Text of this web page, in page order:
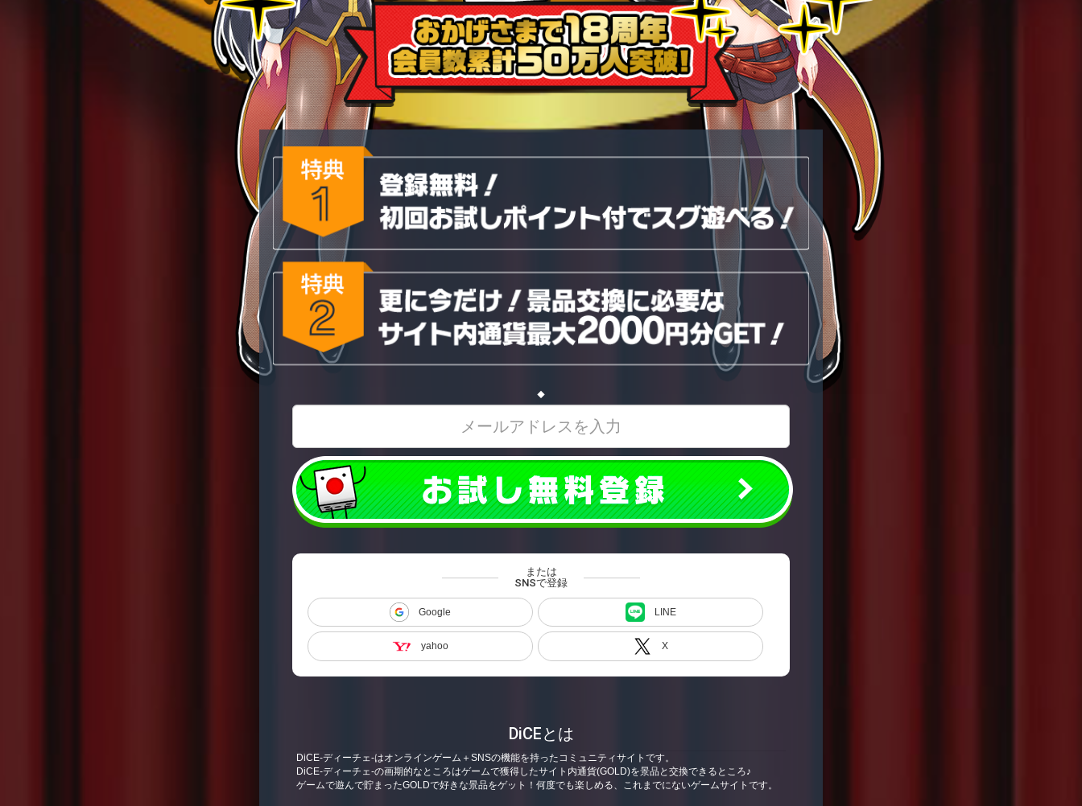
◆
または
SNSで登録
Google LINE
yahoo X
DiCEとは
DiCE-ディーチェ-はオンラインゲーム＋SNSの機能を持ったコミュニティサイトです。
DiCE-ディーチェ-の画期的なところはゲームで獲得したサイト内通貨(GOLD)を景品と交換できるところ♪
ゲームで遊んで貯まったGOLDで好きな景品をゲット！何度でも楽しめる、これまでにないゲームサイトです。